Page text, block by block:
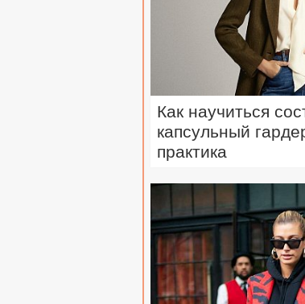
Как научиться
капсульный
практика